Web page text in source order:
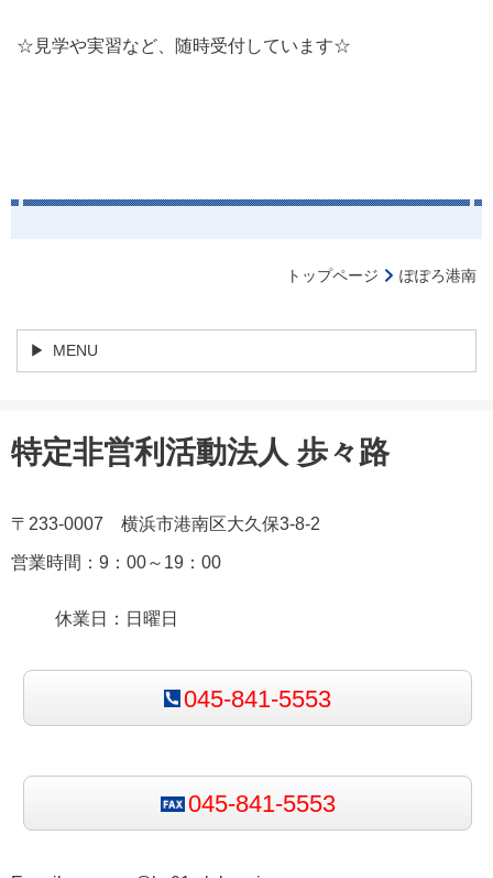
☆見学や実習など、随時受付しています☆
トップページ ぽぽろ港南
MENU
特定非営利活動法人 歩々路
〒233-0007 横浜市港南区大久保3-8-2
営業時間：9：00～19：00
休業日：日曜日
045-841-5553
045-841-5553